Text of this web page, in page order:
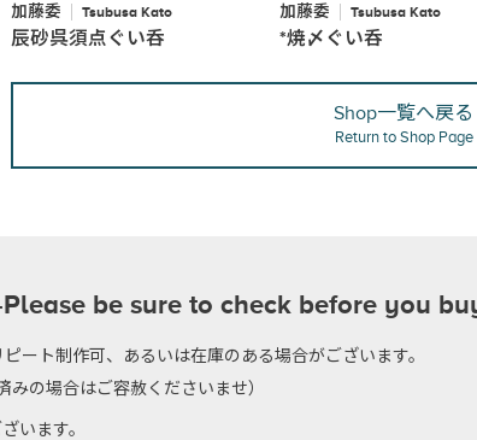
加藤委 Tsubusa Kato
辰砂呉須点ぐい呑
加藤委 Tsubusa Kato
*焼〆ぐい呑
Shop一覧へ戻る
Return to Shop Page
be sure to check before you
ート制作可、あるいは在庫のある場合がございます。
の場合はご容赦くださいませ）
います。